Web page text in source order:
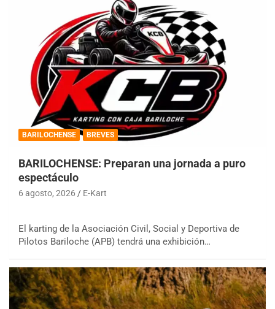
BARILOCHENSE BREVES
BARILOCHENSE: Preparan una jornada a puro
espectáculo
6 agosto, 2026 E-Kart
El karting de la Asociación Civil, Social y Deportiva de
Pilotos Bariloche (APB) tendrá una exhibición…